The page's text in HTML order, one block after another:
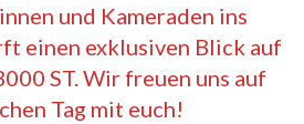
und Kameraden ins
einen exklusiven Blick auf
ST. Wir freuen uns auf
Tag mit euch!